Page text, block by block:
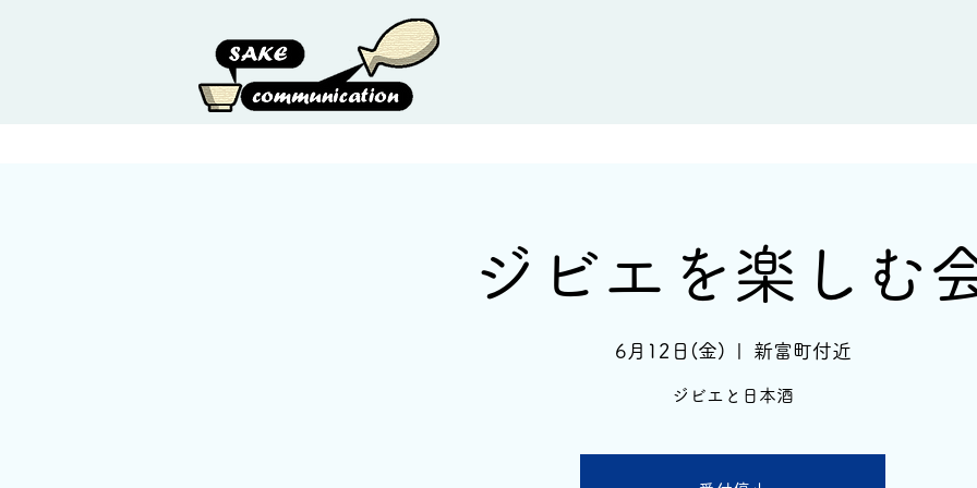
ジビエを楽しむ
6月12日(金) 新富町付近
ジビエと日本酒